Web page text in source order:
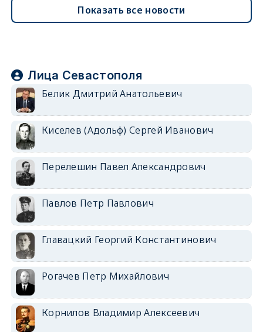
Показать все новости
Лица Севастополя
Белик Дмитрий Анатольевич
Киселев (Адольф) Сергей Иванович
Перелешин Павел Александрович
Павлов Петр Павлович
Главацкий Георгий Константинович
Рогачев Петр Михайлович
Корнилов Владимир Алексеевич